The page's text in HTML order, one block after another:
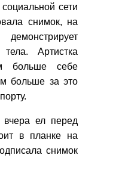
сети
снимок, на
Артистка
больше себе
больше за это
ел перед
в планке на
снимок